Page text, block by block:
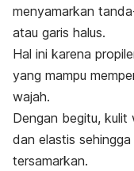
menyamarkan
atau garis halus.
Hal ini karena
yang mampu
wajah.
Dengan begitu, kulit
dan elastis
tersamarkan.